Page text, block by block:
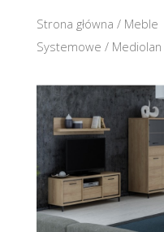
Strona główna / Meble
Systemowe / Mediolan